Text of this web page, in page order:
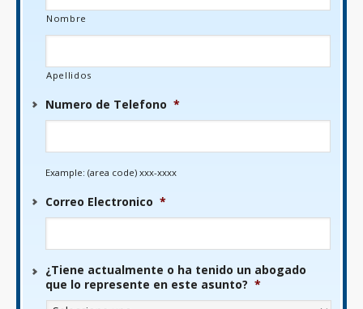
Nombre
Apellidos
Numero de Telefono *
Example: (area code) xxx-xxxx
Correo Electronico *
¿Tiene actualmente o ha tenido un abogado
que lo represente en este asunto? *